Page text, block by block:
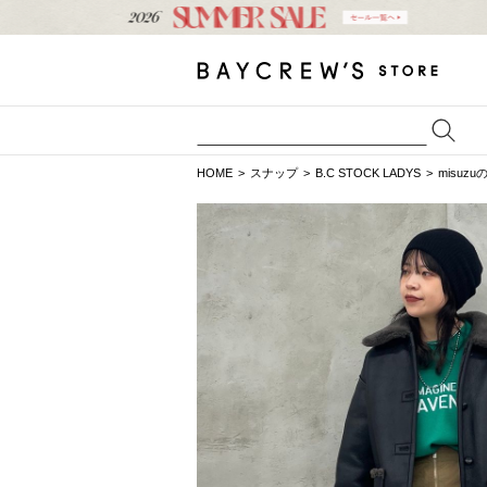
HOME スナップ B.C STOCK LADYS misuzu